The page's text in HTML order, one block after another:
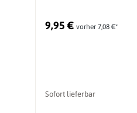
9,95 € vorher 7,08 €*
Sofort lieferbar